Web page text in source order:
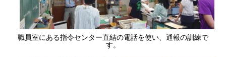
職員室にある指令センター直結の電話を使い、通報の訓練で
す。